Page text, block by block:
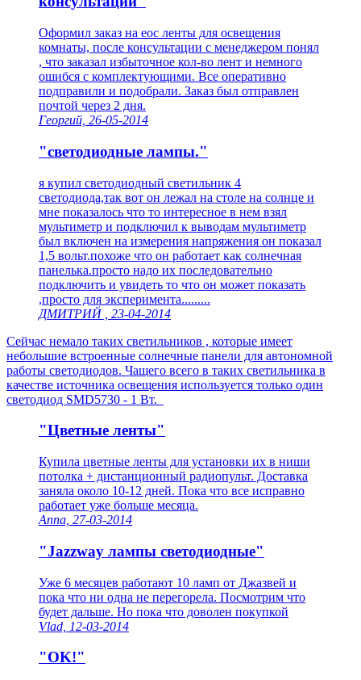
Оформил заказ на еос ленты для освещения
комнаты, после консультации с менеджером понял
, что заказал избыточное кол-во лент и немного
ошибся с комплектующими. Все оперативно
подправили и подобрали. Заказ был отправлен
почтой через 2 дня.
Георгий, 26-05-2014
"светодиодные лампы."
я купил светодиодный светильник 4
светодиода,так вот он лежал на столе на солнце и
мне показалось что то интересное в нем взял
мультиметр и подключил к выводам мультиметр
был включен на измерения напряжения он показал
1,5 вольт.похоже что он работает как солнечная
панелька.просто надо их последовательно
подключить и увидеть то что он может показать
,просто для эксперимента.........
ДМИТРИЙ , 23-04-2014
Сейчас немало таких светильников , которые имеет
небольшие встроенные солнечные панели для автономной
работы светодиодов. Чащего всего в таких светильника в
качестве источника освещения используется только один
светодиод SMD5730 - 1 Вт.
"Цветные ленты"
Купила цветные ленты для установки их в ниши
потолка + дистанционный радиопульт. Доставка
заняла около 10-12 дней. Пока что все исправно
работает уже больше месяца.
Anna, 27-03-2014
"Jazzway лампы светодиодные"
Уже 6 месяцев работают 10 ламп от Джазвей и
пока что ни одна не перегорела. Посмотрим что
будет дальше. Но пока что доволен покупкой
Vlad, 12-03-2014
"OK!"